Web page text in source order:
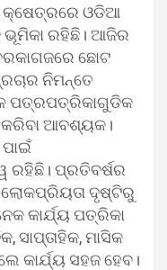
କ୍ଷେତ୍ରରେ ଓଡିଆ
ରହିଛି। ଆଜିର
ଛୋଟ
ନିମନ୍ତେ
ପତ୍ରପତ୍ରିକାଗୁଡିକ
ଆବଶ୍ୟକ।
ପ୍ରତିବର୍ଷର
ଲୋକପ୍ରିୟତା ଦୃଷ୍ଟିରୁ
କାର୍ଯ୍ୟ ପତ୍ରିକା
ସାପ୍ତାହିକ, ମାସିକ
କାର୍ଯ୍ୟ ସହଜ ହେବ।